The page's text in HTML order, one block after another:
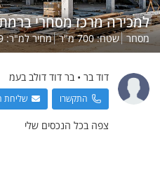
למכירה מרכז מסחרי
מסחר שטח:700מ"ר מחיר למ"ר:
דוד בר • בר דוד דולב בעמ
התקשרו שליחת
צפה בכל הנכסים שלי